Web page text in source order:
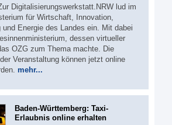
Digitalisierungswerkstatt.NRW lud im
für Wirtschaft, Innovation,
und Energie des Landes ein. Mit dabei
dessen virtueller
OZG zum Thema machte. Die
Veranstaltung können jetzt online
mehr...
Baden-Württemberg: Taxi-
Erlaubnis online erhalten